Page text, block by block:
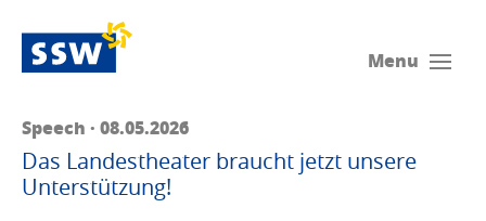
Menu
Speech · 08.05.2026
Das Landestheater braucht jetzt unsere
Unterstützung!